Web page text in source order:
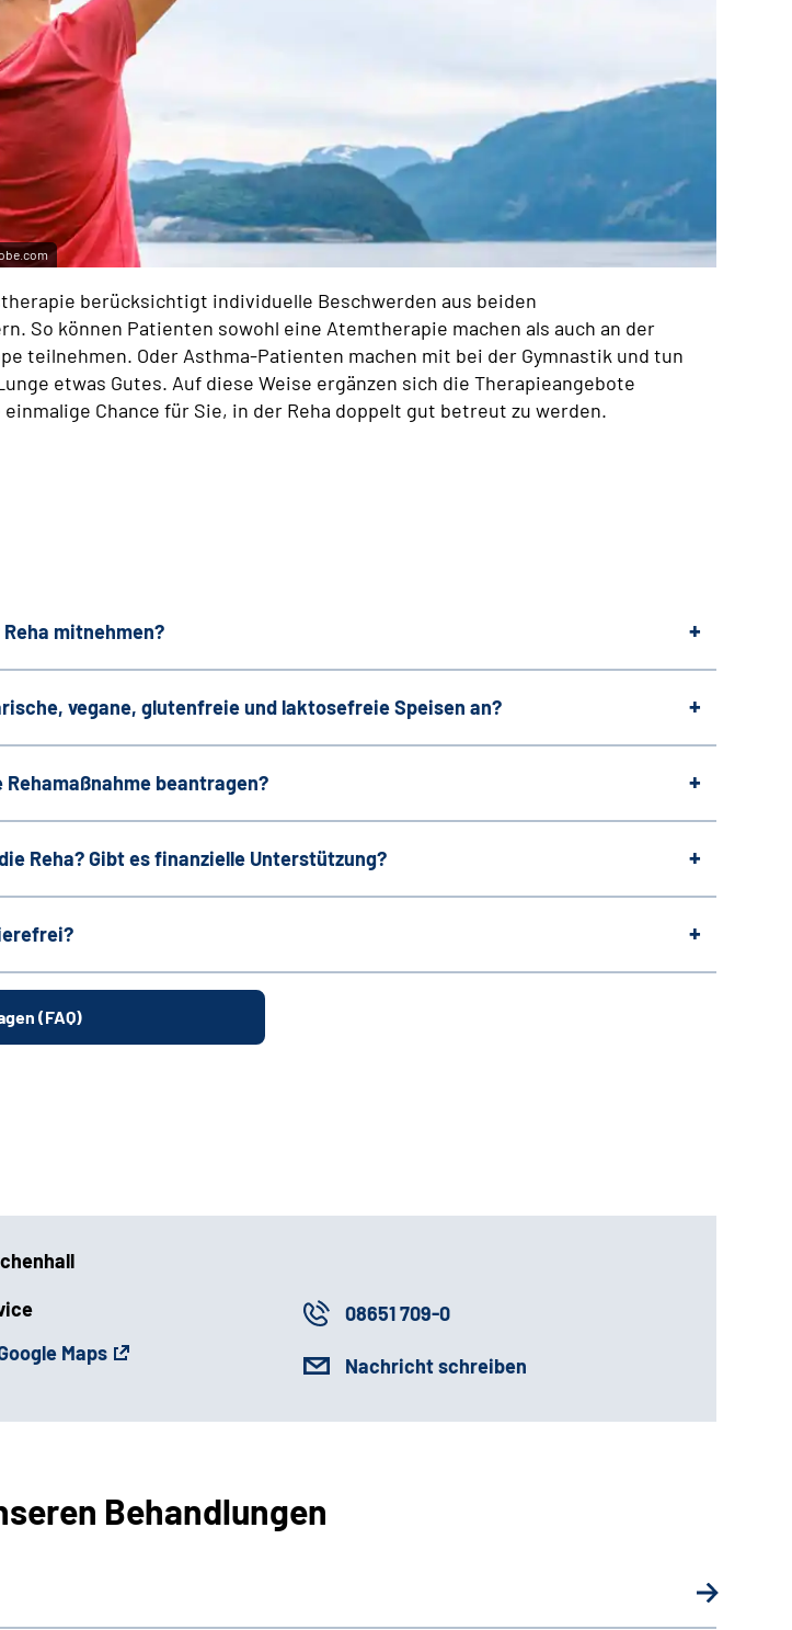
berücksichtigt individuelle Beschwerden aus beiden
So können Patienten sowohl eine Atemtherapie machen als auch an der
teilnehmen. Oder Asthma-Patienten machen mit bei der Gymnastik und tun
etwas Gutes. Auf diese Weise ergänzen sich die Therapieangebote
Chance für Sie, in der Reha doppelt gut betreut zu werden.
mitnehmen?
vegane, glutenfreie und laktosefreie Speisen an?
beantragen?
Reha? Gibt es finanzielle Unterstützung?
(FAQ)
Maps
08651 709-0
Nachricht schreiben
Behandlungen